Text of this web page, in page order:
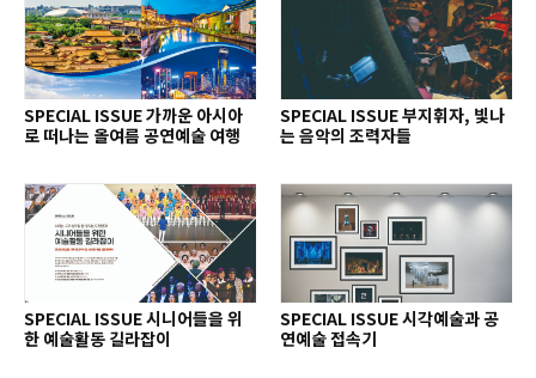
SPECIAL ISSUE 가까운 아시아
로 떠나는 올여름 공연예술 여행
SPECIAL ISSUE 부지휘자, 빛나
는 음악의 조력자들
SPECIAL ISSUE 시니어들을 위
한 예술활동 길라잡이
SPECIAL ISSUE 시각예술과 공
연예술 접속기